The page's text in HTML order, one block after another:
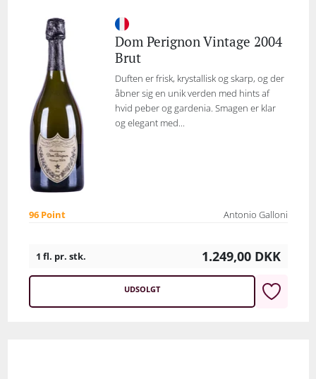
Dom Perignon Vintage 2004
Brut
Duften er frisk, krystallisk og skarp, og der
åbner sig en unik verden med hints af
hvid peber og gardenia. Smagen er klar
og elegant med...
96 Point Antonio Galloni
1 fl. pr. stk. 1.249,00 DKK
UDSOLGT